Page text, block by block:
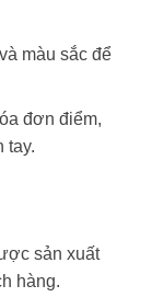
màu sắc để
đơn điểm,
tay.
sản xuất
hàng.